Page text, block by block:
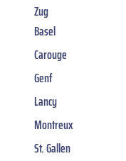
Zug
Basel
Carouge
Genf
Lancy
Montreux
St. Gallen